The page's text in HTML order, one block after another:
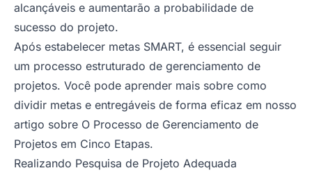
alcançáveis e aumentarão a probabilidade de
sucesso do projeto.
Após estabelecer metas SMART, é essencial seguir
um processo estruturado de gerenciamento de
projetos. Você pode aprender mais sobre como
dividir metas e entregáveis de forma eficaz em nosso
artigo sobre O Processo de Gerenciamento de
Projetos em Cinco Etapas.
Realizando Pesquisa de Projeto Adequada